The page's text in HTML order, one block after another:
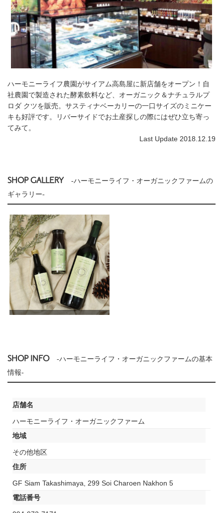
ハーモニーライフ農園がサイアム高島屋に新店舗をオープン！自
社農園で製造された酵素飲料など、オーガニック＆ナチュラルプ
ロダ クツを販売。サスティナベーカリーの一口サイズのミニケー
キも好評です。リバーサイドでお土産探しの際にはぜひ立ち寄っ
てみて。
Last Update 2018.12.19
SHOP GALLERY
-ハーモニーライフ・オーガニックファームの
ギャラリー-
SHOP INFO
-ハーモニーライフ・オーガニックファームの基本
情報-
店舗名
ハーモニーライフ・オーガニックファーム
地域
その他地区
住所
GF Siam Takashimaya, 299 Soi Charoen Nakhon 5
電話番号